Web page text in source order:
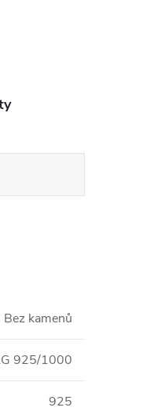
Bez kamenů
925/1000
925